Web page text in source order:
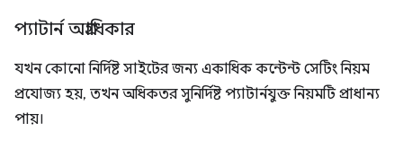
প্যাটার্ন অগ্রাধিকার
যখন কোনো নির্দিষ্ট সাইটের জন্য একাধিক কন্টেন্ট সেটিং নিয়ম
প্রযোজ্য হয়, তখন অধিকতর সুনির্দিষ্ট প্যাটার্নযুক্ত নিয়মটি প্রাধান্য
পায়।